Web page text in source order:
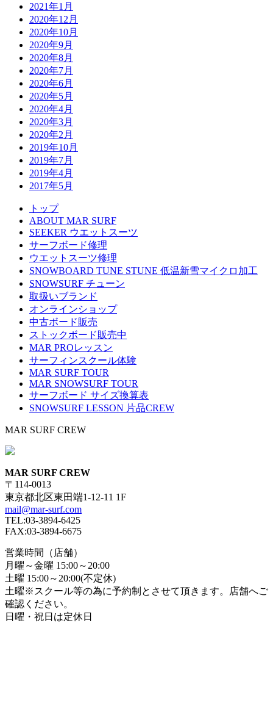
2021年1月
2020年12月
2020年10月
2020年9月
2020年8月
2020年7月
2020年6月
2020年5月
2020年4月
2020年3月
2020年2月
2019年10月
2019年7月
2019年4月
2017年5月
トップ
ABOUT MAR SURF
SEEKER ウエットスーツ
サーフボード修理
ウエットスーツ修理
SNOWBOARD TUNE STUNE 低温新雪マイクロ加工
SNOWSURF チューン
取扱いブランド
オンラインショップ
中古ボード販売
ストックボード販売中
MAR PROレッスン
サーフィンスクール体験
MAR SURF TOUR
MAR SNOWSURF TOUR
サーフボード サイズ換算表
SNOWSURF LESSON 片品CREW
MAR SURF CREW
MAR SURF CREW
〒114-0013
東京都北区東田端1-12-11 1F
mail@mar-surf.com
TEL:03-3894-6425
FAX:03-3894-6675
営業時間（店舗）
月曜～金曜 15:00～20:00
土曜 15:00～20:00(不定休)
土曜※スクール等の為に予約制とさせて頂きます。店舗へご
確認ください。
日曜・祝日は定休日